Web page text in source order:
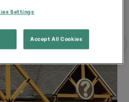
Settings
Accept All Cookies